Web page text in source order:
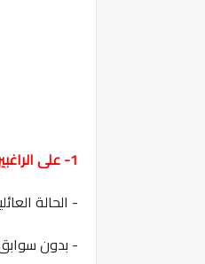
1- على الراغبين في الانخراط وجوب توفر الشروط التالية:
- الحالة
- بدون